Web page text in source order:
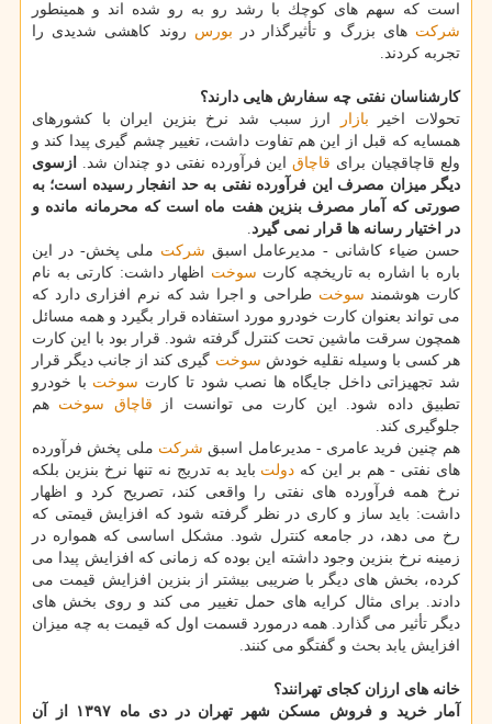
است كه سهم های كوچك با رشد رو به رو شده اند و همینطور
شركت های بزرگ و تأثیرگذار در بورس روند كاهشی شدیدی را
تجربه كردند.
كارشناسان نفتی چه سفارش هایی دارند؟
تحولات اخیر بازار
ارز سبب شد نرخ بنزین ایران با كشورهای
همسایه كه قبل از این هم تفاوت داشت، تغییر چشم گیری پیدا كند و
ولع قاچاقچیان برای قاچاقاین فرآورده نفتی دو چندان شد. ازسوی
دیگر میزان مصرف این فرآورده نفتی به حد انفجار رسیده است؛ به
صورتی كه آمار مصرف بنزین هفت ماه است كه محرمانه مانده و
در اختیار رسانه ها قرار نمی گیرد.
حسن ضیاء كاشانی - مدیرعامل اسبق شركت ملی پخش- در این
باره با اشاره به تاریخچه كارت سوخت اظهار داشت: كارتی به نام
كارت هوشمند سوخت طراحی و اجرا شد كه نرم افزاری دارد كه
می تواند بعنوان كارت خودرو مورد استفاده قرار بگیرد و همه مسائل
همچون سرقت ماشین تحت كنترل گرفته شود. قرار بود با این كارت
هر كسی با وسیله نقلیه خودش سوخت گیری كند از جانب دیگر قرار
شد تجهیزاتی داخل جایگاه ها نصب شود تا كارت سوخت با خودرو
تطبیق داده شود. این كارت می توانست از قاچاق سوخت هم
جلوگیری كند.
هم چنین فرید عامری - مدیرعامل اسبق شركت ملی پخش فرآورده
های نفتی - هم بر این كه دولت باید به تدریج نه تنها نرخ بنزین بلكه
نرخ همه فرآورده های نفتی را واقعی كند، تصریح كرد و اظهار
داشت: باید ساز و كاری در نظر گرفته شود كه افزایش قیمتی كه
رخ می دهد، در جامعه كنترل شود. مشكل اساسی كه همواره در
زمینه نرخ بنزین وجود داشته این بوده كه زمانی كه افزایش پیدا می
كرده، بخش های دیگر با ضریبی بیشتر از بنزین افزایش قیمت می
دادند. برای مثال كرایه های حمل تغییر می كند و روی بخش های
دیگر تأثیر می گذارد. همه درمورد قسمت اول كه قیمت به چه میزان
افزایش یابد بحث و گفتگو می كنند.
خانه های ارزان كجای تهرانند؟
آمار خرید و فروش مسكن شهر تهران در دی ماه ۱۳۹۷ از آن